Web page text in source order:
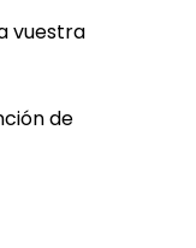
vuestra
de